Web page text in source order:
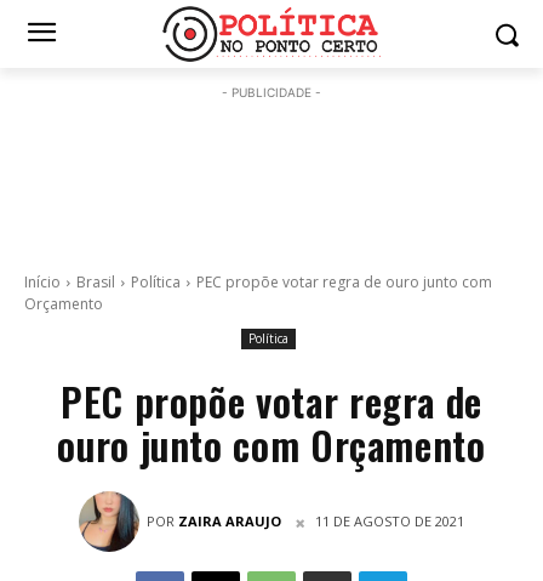
- PUBLICIDADE -
Início Brasil Política
PEC propõe votar regra de ouro junto com
Orçamento
Política
PEC propõe votar regra de
ouro junto com Orçamento
POR ZAIRA ARAUJO 11 DE AGOSTO DE 2021